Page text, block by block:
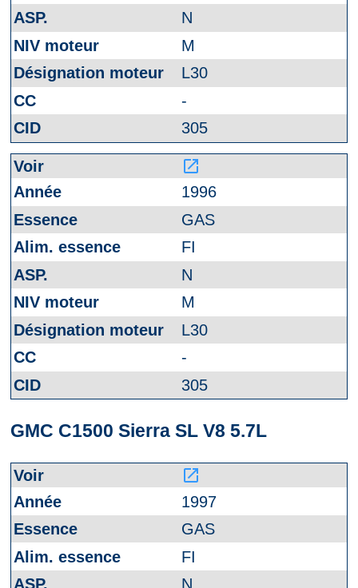
N
M
L30
-
305
launch
1996
GAS
FI
N
M
L30
-
305
GMC C1500 Sierra SL V8 5.7L
launch
1997
GAS
FI
N